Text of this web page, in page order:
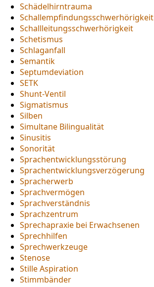
Schädelhirntrauma
Schallempfindungsschwerhörigkeit
Schallleitungsschwerhörigkeit
Schetismus
Schlaganfall
Semantik
Septumdeviation
SETK
Shunt-Ventil
Sigmatismus
Silben
Simultane Bilingualität
Sinusitis
Sonorität
Sprachentwicklungsstörung
Sprachentwicklungsverzögerung
Spracherwerb
Sprachvermögen
Sprachverständnis
Sprachzentrum
Sprechapraxie bei Erwachsenen
Sprechhilfen
Sprechwerkzeuge
Stenose
Stille Aspiration
Stimmbänder